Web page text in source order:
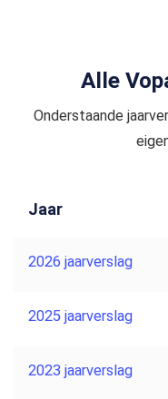
Alle
Onderstaande
Jaar
2026 jaarverslag
2025 jaarverslag
2023 jaarverslag